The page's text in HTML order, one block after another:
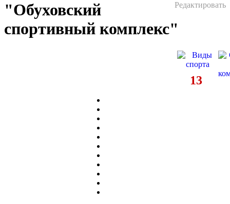
Редактировать
"Обуховский
спортивный комплекс"
13